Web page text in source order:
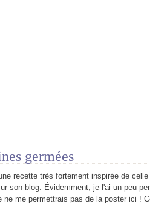
germées
recette très fortement inspirée de
son blog. Évidemment, je l'ai un peu
ne me permettrais pas de la poster ici !